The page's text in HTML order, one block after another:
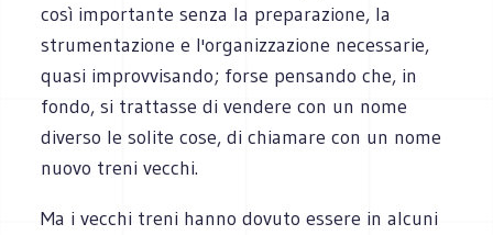
così importante senza la preparazione, la
strumentazione e l'organizzazione necessarie,
quasi improvvisando; forse pensando che, in
fondo, si trattasse di vendere con un nome
diverso le solite cose, di chiamare con un nome
nuovo treni vecchi.
Ma i vecchi treni hanno dovuto essere in alcuni